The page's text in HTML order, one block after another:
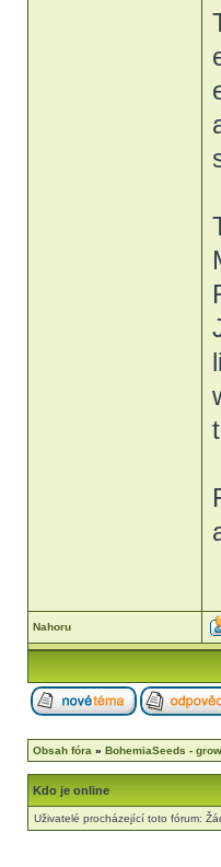
Nahoru
Obsah fóra » BohemiaSeeds -
Kdo je online
Uživatelé procházející toto fórum: